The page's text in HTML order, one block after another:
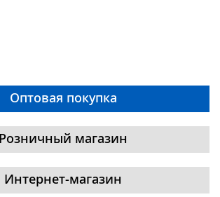
Оптовая покупка
Розничный магазин
Интернет-магазин